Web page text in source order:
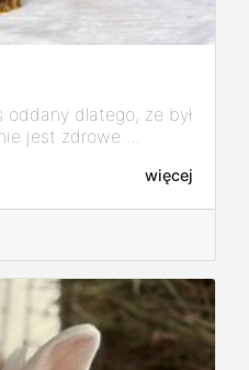
oddany dlatego, że był
jest zdrowe ...
więcej